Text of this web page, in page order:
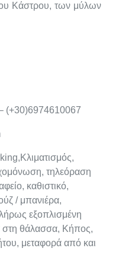
Κάστρου, των μύλων
(+30)6974610067
τηλεόραση
καθιστικό,
/ μπανιέρα,
εξοπλισμένη
στη θάλασσα, Κήπος,
μεταφορά από και